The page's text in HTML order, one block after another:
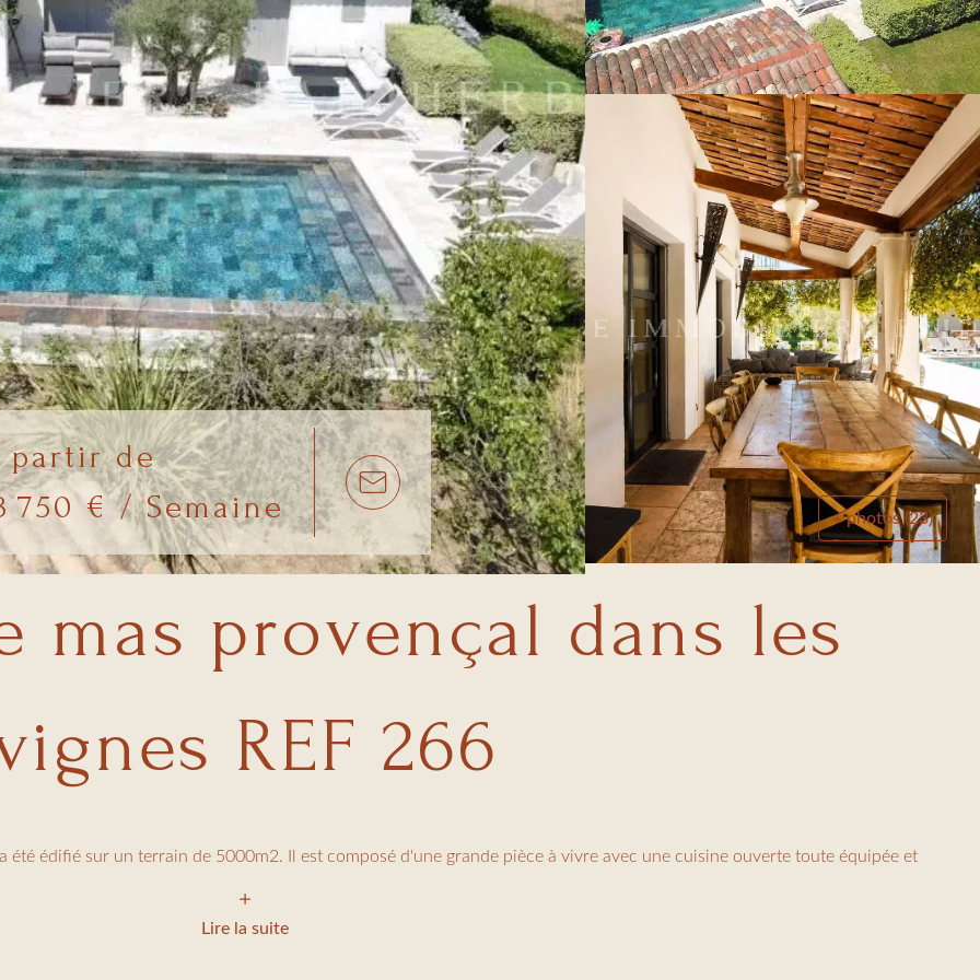
partir de
750 € / Semaine
+ photos (23)
mas provençal dans les
REF 266
édifié sur un terrain de 5000m2. Il est composé d'une grande pièce à vivre avec une cuisine ouverte toute équipée et
à la détente et au farniente.Lire la suite